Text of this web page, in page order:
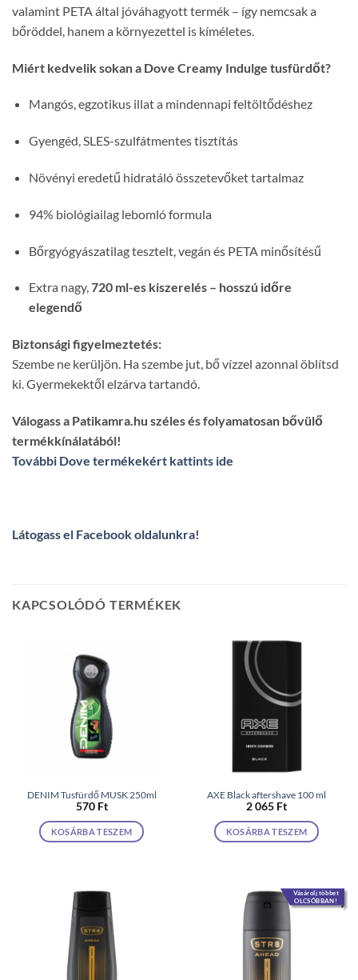
valamint PETA által jóváhagyott termék – így nemcsak a
bőröddel, hanem a környezettel is kíméletes.
Miért kedvelik sokan a Dove Creamy Indulge tusfürdőt?
Mangós, egzotikus illat a mindennapi feltöltődéshez
Gyengéd, SLES-szulfátmentes tisztítás
Növényi eredetű hidratáló összetevőket tartalmaz
94% biológiailag lebomló formula
Bőrgyógyászatilag tesztelt, vegán és PETA minősítésű
Extra nagy,720 ml-es kiszerelés – hosszú időre
elegendő
Biztonsági figyelmeztetés:
Szembe ne kerüljön. Ha szembe jut, bő vízzel azonnal öblítsd
ki. Gyermekektől elzárva tartandó.
Válogass a Patikamra.hu széles és folyamatosan bővülő
termékkínálatából!
További Dove termékekért kattints ide
Látogass el Facebook oldalunkra!
KAPCSOLÓDÓ TERMÉKEK
DENIM Tusfürdő MUSK 250ml
570 Ft
KOSÁRBA TESZEM
AXE Black aftershave 100 ml
2 065 Ft
KOSÁRBA TESZEM
Vásárolj többet
OLCSÓBBAN!